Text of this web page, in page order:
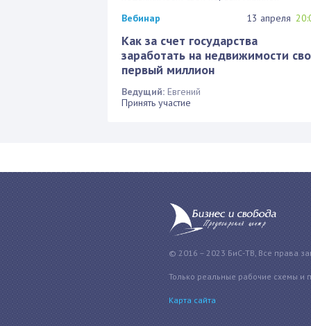
Вебинар 13 апреля
Как за счет государства
заработать на недвижимости
первый миллион
Ведущий: Евгений
Принять участие
© 2016 – 2023 БиС-ТВ, Все права
Только реальные рабочие схемы и
Карта сайта